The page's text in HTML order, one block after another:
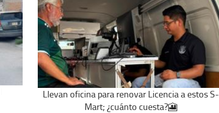
Llevan oficina para renovar Licencia a estos S-
Mart; ¿cuánto cuesta?🎦